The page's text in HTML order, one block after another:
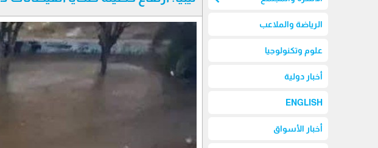
الرياضة والملاعب
علوم وتكنولوجيا
أخبار دولية
ENGLISH
أخبار الأسواق